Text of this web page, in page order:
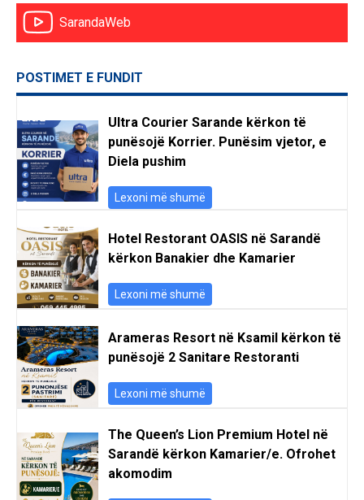
SarandaWeb
POSTIMET E FUNDIT
Ultra Courier Sarande kërkon të
punësojë Korrier. Punësim vjetor, e
Diela pushim
Lexoni më shumë
Hotel Restorant OASIS në Sarandë
kërkon Banakier dhe Kamarier
Lexoni më shumë
Arameras Resort në Ksamil kërkon të
punësojë 2 Sanitare Restoranti
Lexoni më shumë
The Queen’s Lion Premium Hotel në
Sarandë kërkon Kamarier/e. Ofrohet
akomodim